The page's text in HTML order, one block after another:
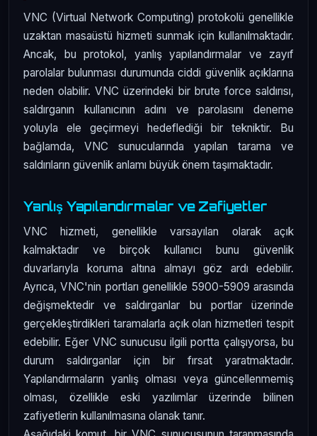
VNC (Virtual Network Computing) protokolü genellikle
uzaktan masaüstü hizmeti sunmak için kullanılmaktadır.
Ancak, bu protokol, yanlış yapılandırmalar ve zayıf
parolalar bulunması durumunda ciddi güvenlik açıklarına
neden olabilir. VNC üzerindeki bir brute force saldırısı,
saldırganın kullanıcının adını ve parolasını deneme
yoluyla ele geçirmeyi hedeflediği bir tekniktir. Bu
bağlamda, VNC sunucularında yapılan tarama ve
saldırıların güvenlik anlamı büyük önem taşımaktadır.
Yanlış Yapılandırmalar ve Zafiyetler
VNC hizmeti, genellikle varsayılan olarak açık
kalmaktadır ve birçok kullanıcı bunu güvenlik
duvarlarıyla koruma altına almayı göz ardı edebilir.
Ayrıca, VNC'nin portları genellikle 5900-5909 arasında
değişmektedir ve saldırganlar bu portlar üzerinde
gerçekleştirdikleri taramalarla açık olan hizmetleri tespit
edebilir. Eğer VNC sunucusu ilgili portta çalışıyorsa, bu
durum saldırganlar için bir fırsat yaratmaktadır.
Yapılandırmaların yanlış olması veya güncellenmemiş
olması, özellikle eski yazılımlar üzerinde bilinen
zafiyetlerin kullanılmasına olanak tanır.